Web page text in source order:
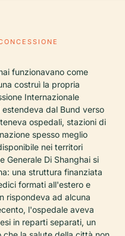
funzionavano come
costruì la propria
Internazionale
dal Bund verso
ospedali, stazioni di
spesso meglio
nei territori
Generale Di Shanghai si
una struttura finanziata
formati all'estero e
rispondeva ad alcuna
l'ospedale aveva
in reparti separati, un